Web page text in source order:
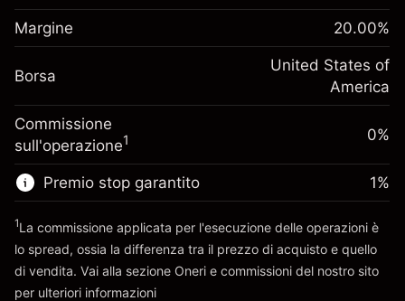
finanziamento overnight
Oneri per l'intero valore della
posizione
%
(-$1.08)
Dimensione dell'operazione a leva
Denaro da leva ~
Vai alla piattaforma
Margine. Il tuo
investimento
$1,000.00
Oneri per l'intero valore della
posizione
-0.000654
%
Dimensione dell'operazione a leva
~$5,000.00
Denaro da leva ~
Vai alla piattaforma
Margine 20.00%
Borsa
United States of
America
Commissione
sull'operazione1 0%
Premio stop garantito 1%
1La commissione applicata per l'esecuzione delle operazioni è
lo spread, ossia la differenza tra il prezzo di acquisto e quello
di vendita. Vai alla sezione Oneri e commissioni del nostro sito
per ulteriori informazioni